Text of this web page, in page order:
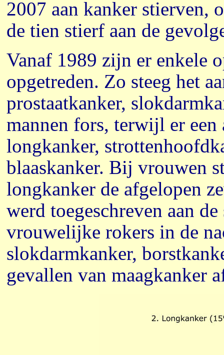
2007 aan kanker stierven,
de tien stierf aan de
Vanaf 1989 zijn er enkele
opgetreden. Zo steeg het
prostaatkanker,
mannen fors, terwijl er een
longkanker,
blaaskanker. Bij vrouwen
longkanker de afgelopen
werd toegeschreven aan
vrouwelijke rokers in de
slokdarmkanker,
gevallen van maagkanker